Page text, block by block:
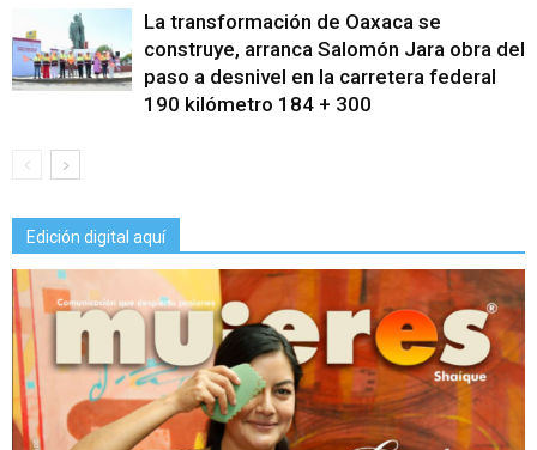
La transformación de Oaxaca se
construye, arranca Salomón Jara obra del
paso a desnivel en la carretera federal
190 kilómetro 184 + 300
Edición digital aquí